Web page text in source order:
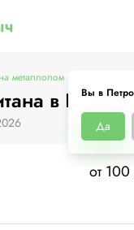
Вы в
Да
металлолом в Петрозаводске
в
от